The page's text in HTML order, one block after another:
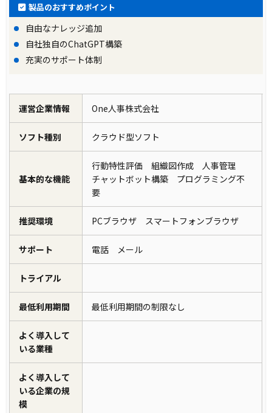
製品のおすすめポイント
自由なナレッジ追加
自社独自のChatGPT構築
充実のサポート体制
運営企業情報 One人事株式会社
ソフト種別 クラウド型ソフト
基本的な機能
行動特性評価 組織図作成 人事管理
チャットボット構築 プログラミング不
要
推奨環境 PCブラウザ スマートフォンブラウザ
サポート 電話 メール
トライアル
最低利用期間 最低利用期間の制限なし
よく導入して
いる業種
よく導入して
いる企業の規
模